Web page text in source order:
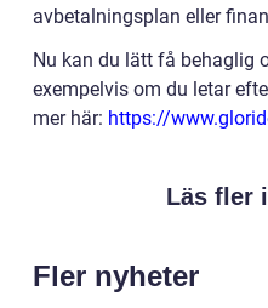
avbetalningsplan eller
Nu kan du lätt få behaglig
exempelvis om du letar
mer här: https://
Läs fler
Fler nyheter